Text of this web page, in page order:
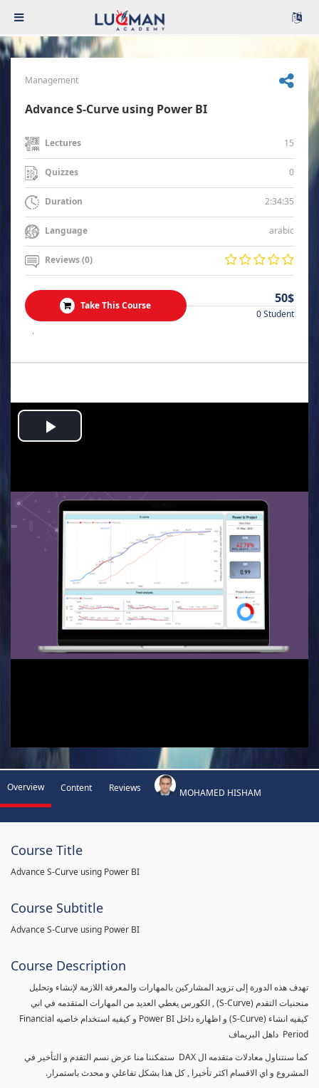
Management
Advance S-Curve using Power BI
Lectures 15
Quizzes 0
Duration 2:34:35
Language arabic
Reviews (0)
Take This Course 50$
0 Student
.
Play
Overview Content Reviews MOHAMED HISHAM
Course Title
Advance S-Curve using Power BI
Course Subtitle
Advance S-Curve using Power BI
Course Description
تهدف هذه الدورة إلى تزويد المشاركين بالمهارات والمعرفة اللازمة لإنشاء وتحليل
منحنيات التقدم (S-Curve) , الكورس يغطي العديد من المهارات المتقدمه في اني
كيفيه انشاء (S-Curve) و اظهاره داخل Power BI و كيفيه استخدام خاصيه Financial
Period داهل البريماف
كما سنتناول معادلات متقدمه ال DAX ستمكننا منا عرض نسم التقدم و التأخير في
المشروع و اي الاقسام اكثر تأخيرا , كل هذا بشكل تفاعلي و محدث باستمرار.